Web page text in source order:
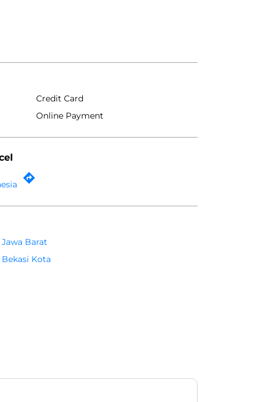
Credit Card
Online Payment
Jawa Barat
Bekasi Kota